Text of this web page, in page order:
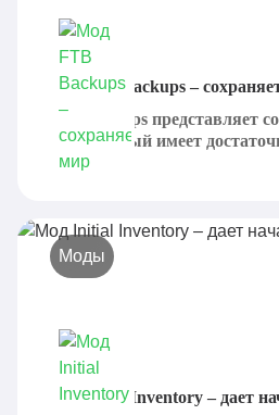
Мод FTB Backups –
FTB Backups представляет
мод, который имеет
также...
Моды
Мод Initial Inventory – дает